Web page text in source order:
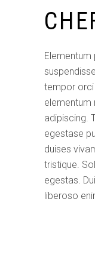
Elementum
tempor orci
elementum
adipiscing.
egestase
duises
tristique.
egestas.
liberoso